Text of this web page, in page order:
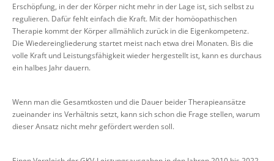
Erschöpfung, in der der Körper nicht mehr in der Lage ist, sich selbst zu
regulieren. Dafür fehlt einfach die Kraft. Mit der homöopathischen
Therapie kommt der Körper allmählich zurück in die Eigenkompetenz.
Die Wiedereingliederung startet meist nach etwa drei Monaten. Bis die
volle Kraft und Leistungsfähigkeit wieder hergestellt ist, kann es durchaus
ein halbes Jahr dauern.
Wenn man die Gesamtkosten und die Dauer beider Therapieansätze
zueinander ins Verhältnis setzt, kann sich schon die Frage stellen, warum
dieser Ansatz nicht mehr gefördert werden soll.